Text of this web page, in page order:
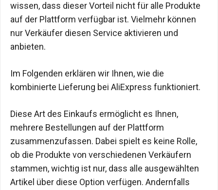
wissen, dass dieser Vorteil nicht für alle Produkte
auf der Plattform verfügbar ist. Vielmehr können
nur Verkäufer diesen Service aktivieren und
anbieten.
Im Folgenden erklären wir Ihnen, wie die
kombinierte Lieferung bei AliExpress funktioniert.
Diese Art des Einkaufs ermöglicht es Ihnen,
mehrere Bestellungen auf der Plattform
zusammenzufassen. Dabei spielt es keine Rolle,
ob die Produkte von verschiedenen Verkäufern
stammen, wichtig ist nur, dass alle ausgewählten
Artikel über diese Option verfügen. Andernfalls